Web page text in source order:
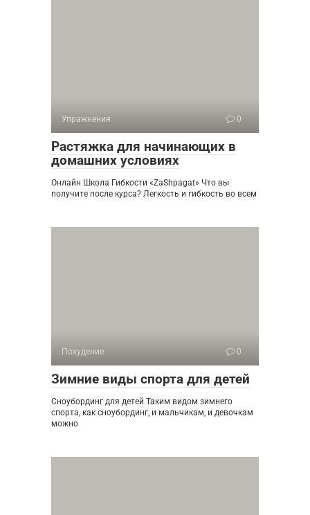
Упражнения 0
Растяжка для начинающих в
домашних условиях
Онлайн Школа Гибкости «ZaShpagat» Что вы
получите после курса? Легкость и гибкость во всем
Похудение 0
Зимние виды спорта для детей
Сноубординг для детей Таким видом зимнего
спорта, как сноубординг, и мальчикам, и девочкам
можно